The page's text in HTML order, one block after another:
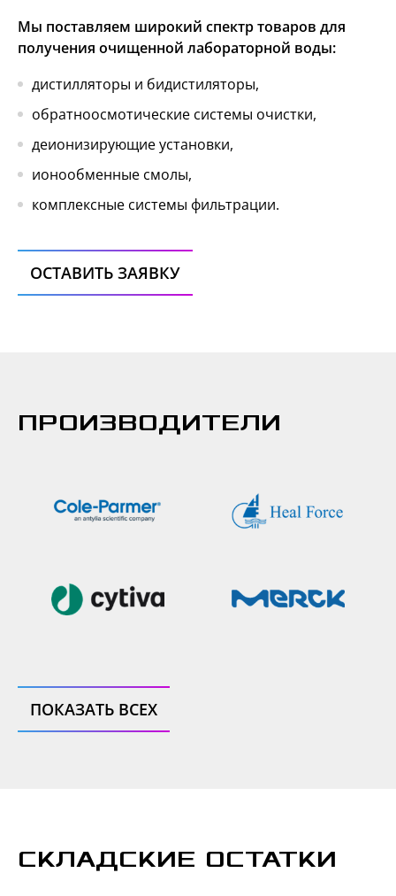
Мы поставляем широкий спектр товаров для
получения очищенной лабораторной воды:
дистилляторы и бидистиляторы,
обратноосмотические системы очистки,
деионизирующие установки,
ионообменные смолы,
комплексные системы фильтрации.
ОСТАВИТЬ ЗАЯВКУ
ПРОИЗВОДИТЕЛИ
ПОКАЗАТЬ ВСЕХ
СКЛАДСКИЕ ОСТАТКИ